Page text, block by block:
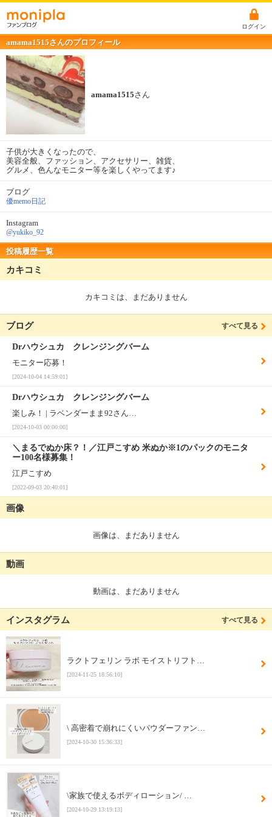
ログイン
amama1515さんのプロフィール
amama1515さん
子供が大きくなったので、
美容全般、ファッション、アクセサリー、雑貨、
グルメ、色んなモニター等を楽しくやってます♪
ブログ
優memo日記
Instagram
@yukiko_92
投稿履歴一覧
カキコミ
カキコミは、まだありません
ブログ すべて見る
Drハウシュカ クレンジングバーム
モニター応募！
[2024-10-04 14:59:01]
Drハウシュカ クレンジングバーム
楽しみ！ | ラベンダーまま92さん…
[2024-10-03 00:00:00]
＼まるでぬか床？！／江戸こすめ 米ぬか※1のパックのモニタ
ー100名様募集！
江戸こすめ
[2022-09-03 20:40:01]
画像
画像は、まだありません
動画
動画は、まだありません
インスタグラム すべて見る
ラクトフェリン ラボ モイストリフト…
[2024-11-25 18:56:10]
\ 高密着で崩れにくいパウダーファン…
[2024-10-30 15:36:33]
\家族で使えるボディローション/ …
[2024-10-29 13:19:13]